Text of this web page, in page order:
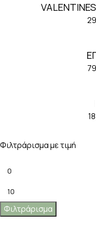
Φιλτράρισμα με τιμή
Φιλτράρισμα